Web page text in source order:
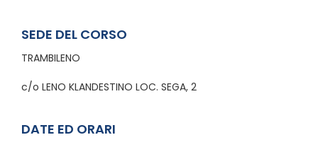
SEDE DEL CORSO
TRAMBILENO
c/o LENO KLANDESTINO LOC. SEGA, 2
DATE ED ORARI